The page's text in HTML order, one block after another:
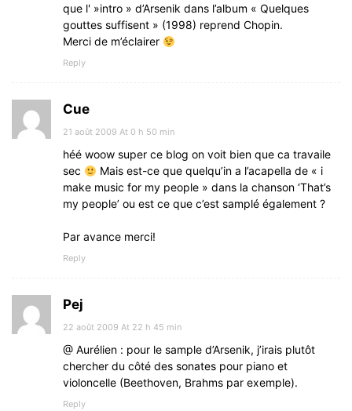
que l' »intro » d’Arsenik dans l’album « Quelques
gouttes suffisent » (1998) reprend Chopin.
Merci de m’éclairer
Reply
Cue
21 août 2009 At 0 h 50 min
héé woow super ce blog on voit bien que ca travaile
sec
Mais est-ce que quelqu’in a l’acapella de « i
make music for my people » dans la chanson ‘That’s
my people’ ou est ce que c’est samplé également ?
Par avance merci!
Reply
Pej
22 août 2009 At 22 h 45 min
@ Aurélien : pour le sample d’Arsenik, j’irais plutôt
chercher du côté des sonates pour piano et
violoncelle (Beethoven, Brahms par exemple).
Reply